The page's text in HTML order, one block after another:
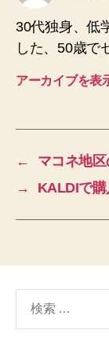
30代独身、低
した、50歳で
アーカイブを表
←
マコネ地
→
KALDIで